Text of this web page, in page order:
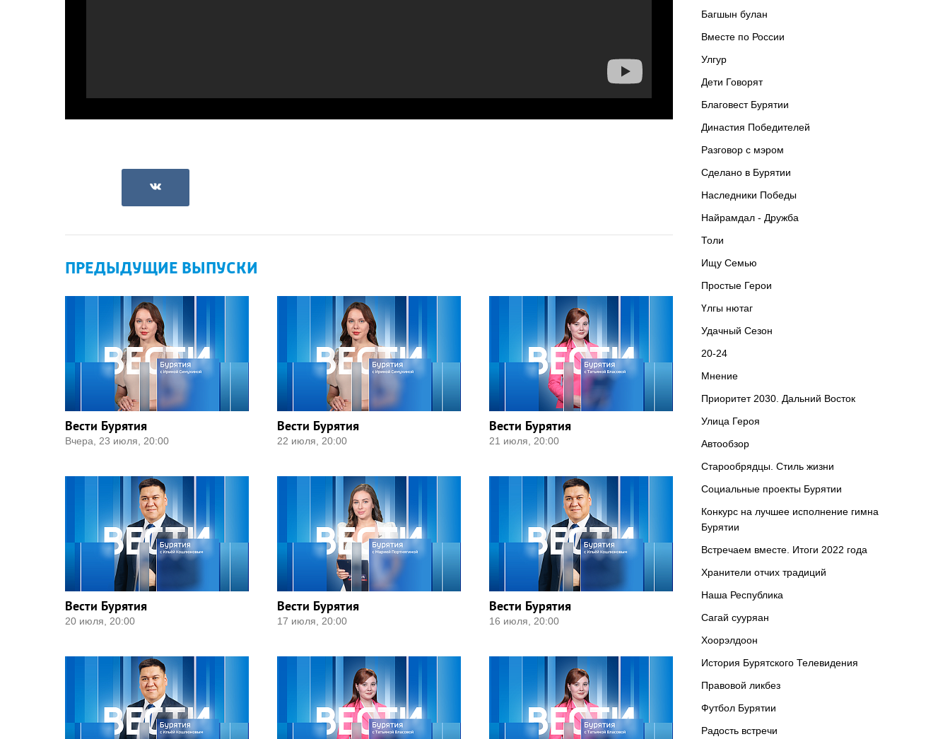
ПРЕДЫДУЩИЕ ВЫПУСКИ
Вести Бурятия
Вчера, 23 июля, 20:00
Вести Бурятия
22 июля, 20:00
Вести Бурятия
21 июля, 20:00
Вести Бурятия
20 июля, 20:00
Вести Бурятия
17 июля, 20:00
Вести Бурятия
16 июля, 20:00
Багшын булан
Вместе по России
Улгур
Дети Говорят
Благовест Бурятии
Династия Победителей
Разговор с мэром
Сделано в Бурятии
Наследники Победы
Найрамдал - Дружба
Толи
Ищу Cемью
Простые Герои
Үлгы нютаг
Удачный Сезон
20-24
Мнение
Приоритет 2030. Дальний Восток
Улица Героя
Автообзор
Старообрядцы. Cтиль жизни
Социальные проекты Бурятии
Конкурс на лучшее исполнение гимна
Бурятии
Встречаем вместе. Итоги 2022 года
Хранители отчих традиций
Наша Республика
Сагай сууряан
Хоорэлдоон
История Бурятского Телевидения
Правовой ликбез
Футбол Бурятии
Радость встречи